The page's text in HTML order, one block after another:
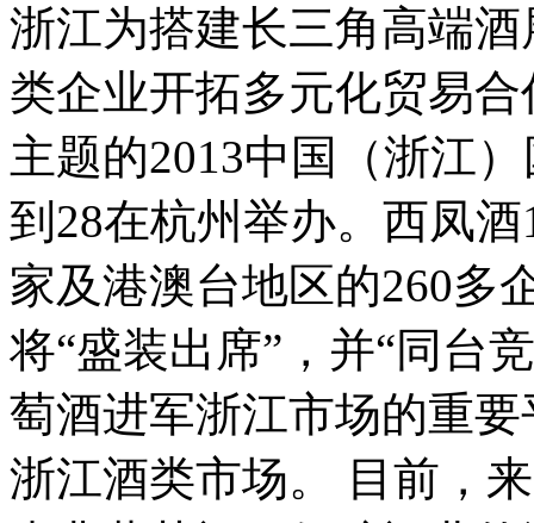
浙江为搭建长三角高端
类企业开拓多元化贸易
主题的2013中国（浙江
到28在杭州举办。西凤
家及港澳台地区的260多
将“盛装出席”，并“同台
萄酒进军浙江市场的重
浙江酒类市场。 目前，